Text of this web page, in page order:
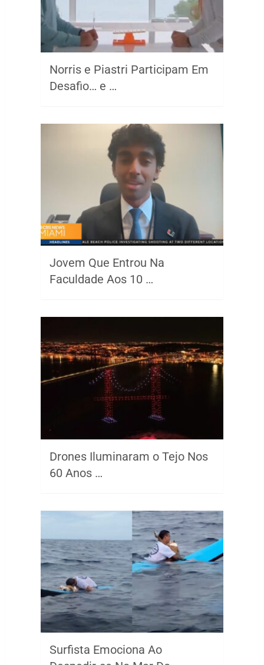
Norris e Piastri Participam Em
Desafio… e …
Jovem Que Entrou Na
Faculdade Aos 10 …
Drones Iluminaram o Tejo Nos
60 Anos …
Surfista Emociona Ao